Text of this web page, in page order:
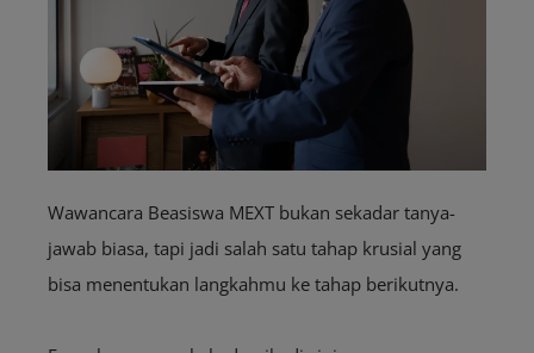
Wawancara Beasiswa MEXT bukan sekadar tanya-
jawab biasa, tapi jadi salah satu tahap krusial yang
bisa menentukan langkahmu ke tahap berikutnya.